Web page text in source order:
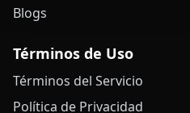
Blogs
Términos de Uso
Términos del Servicio
Política de Privacidad